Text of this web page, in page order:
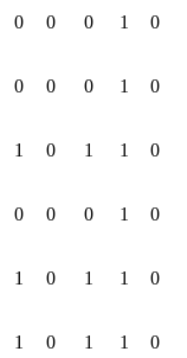
0 0 0 1 0
0 0 0 1 0
1 0 1 1 0
0 0 0 1 0
1 0 1 1 0
1 0 1 1 0